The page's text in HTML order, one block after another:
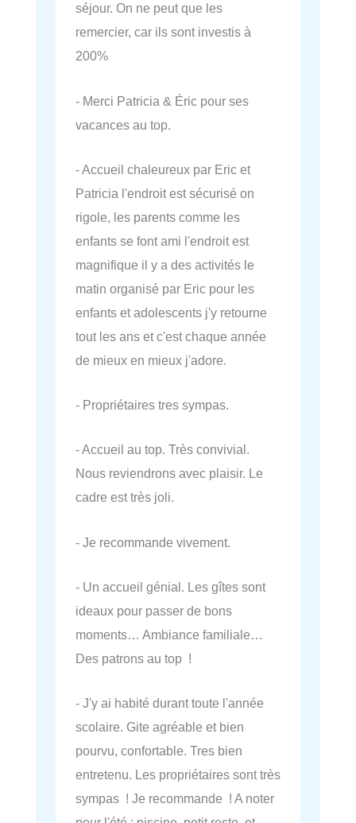
séjour. On ne peut que les
remercier, car ils sont investis à
200%
- Merci Patricia & Éric pour ses
vacances au top.
- Accueil chaleureux par Eric et
Patricia l'endroit est sécurisé on
rigole, les parents comme les
enfants se font ami l'endroit est
magnifique il y a des activités le
matin organisé par Eric pour les
enfants et adolescents j'y retourne
tout les ans et c'est chaque année
de mieux en mieux j'adore.
- Propriétaires tres sympas.
- Accueil au top. Très convivial.
Nous reviendrons avec plaisir. Le
cadre est très joli.
- Je recommande vivement.
- Un accueil génial. Les gîtes sont
ideaux pour passer de bons
moments… Ambiance familiale…
Des patrons au top !
- J'y ai habité durant toute l'année
scolaire. Gite agréable et bien
pourvu, confortable. Tres bien
entretenu. Les propriétaires sont très
sympas ! Je recommande ! A noter